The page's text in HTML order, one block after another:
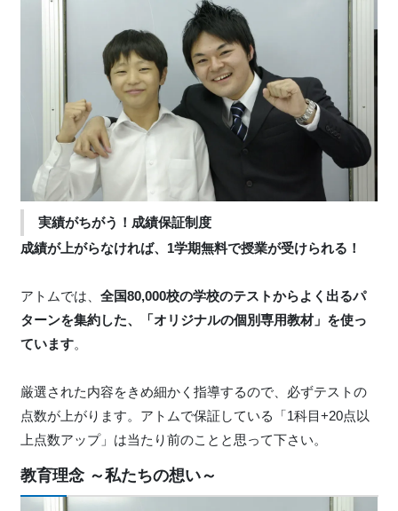
実績がちがう！成績保証制度
成績が上がらなければ、1学期無料で授業が受けられる！
アトムでは、 全国80,000校の学校のテストからよく出るパ
ターンを集約した、「オリジナルの個別専用教材」を使っ
ています。
厳選された内容をきめ細かく指導するので、必ずテストの
点数が上がります。アトムで保証している「1科目+20点以
上点数アップ」は当たり前のことと思って下さい。
教育理念 ～私たちの想い～